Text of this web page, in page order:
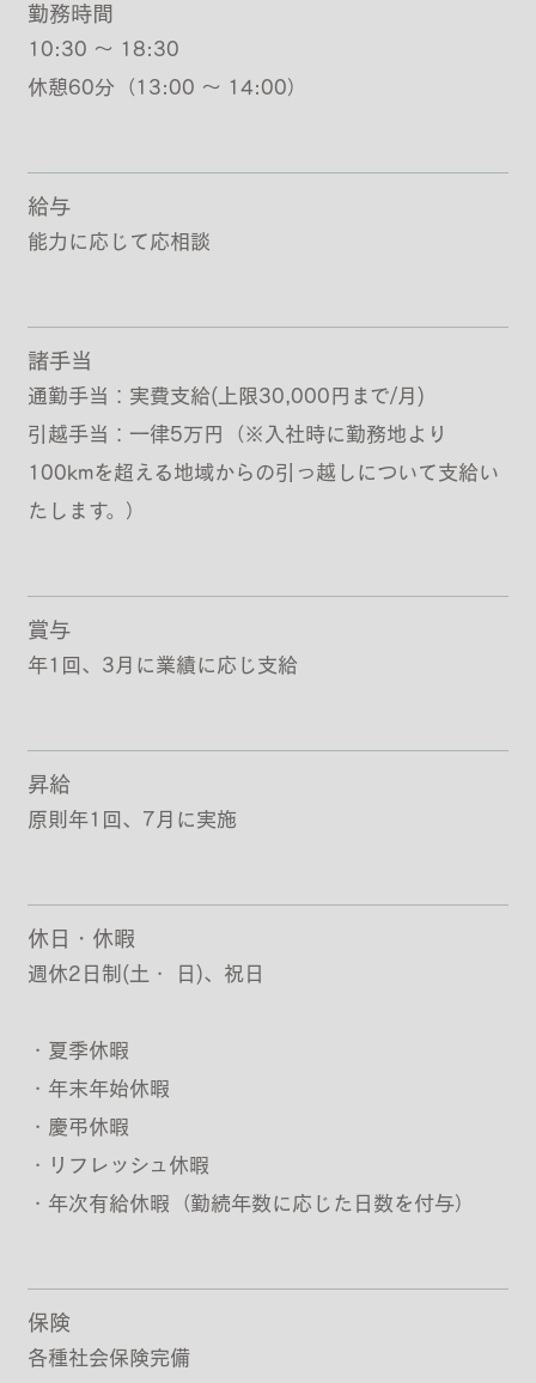
勤務時間
10:30 ～ 18:30
休憩60分（13:00 ～ 14:00）
給与
能力に応じて応相談
諸手当
通勤手当：実費支給(上限30,000円まで/月)
引越手当：一律5万円（※入社時に勤務地より
100kmを超える地域からの引っ越しについて支給い
たします。）
賞与
年1回、3月に業績に応じ支給
昇給
原則年1回、7月に実施
休日・休暇
週休2日制(土・ 日)、祝日
・夏季休暇
・年末年始休暇
・慶弔休暇
・リフレッシュ休暇
・年次有給休暇（勤続年数に応じた日数を付与）
保険
各種社会保険完備